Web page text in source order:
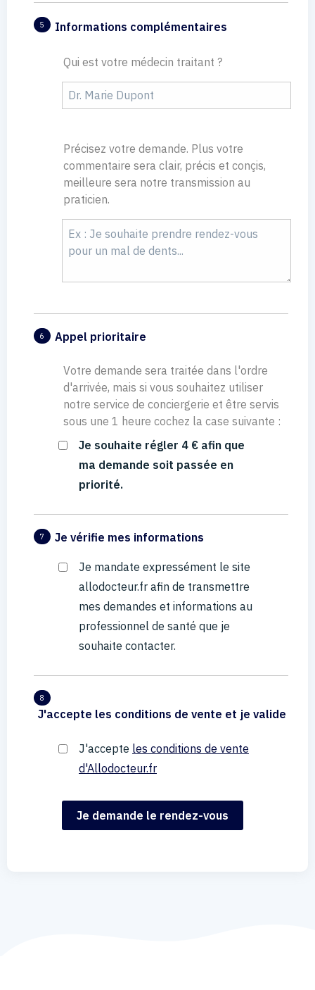
5 Informations complémentaires
Qui est votre médecin traitant ?
Précisez votre demande. Plus votre
commentaire sera clair, précis et conçis,
meilleure sera notre transmission au
praticien.
6 Appel prioritaire
Votre demande sera traitée dans l'ordre
d'arrivée, mais si vous souhaitez utiliser
notre service de conciergerie et être servis
sous une 1 heure cochez la case suivante :
Je souhaite régler 4 € afin que
ma demande soit passée en
priorité.
7 Je vérifie mes informations
Je mandate expressément le site
allodocteur.fr afin de transmettre
mes demandes et informations au
professionnel de santé que je
souhaite contacter.
8
J'accepte les conditions de vente et je valide
J'accepte les conditions de vente
d'Allodocteur.fr